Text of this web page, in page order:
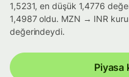
1,5231, en düşük 1,4776
1,4987 oldu. MZN → INR
değerindeydi.
Piyasa